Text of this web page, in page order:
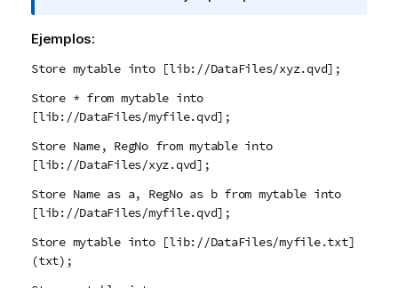
i
f
o
r
a
t
i
v
Ejemplos:
Store mytable into [lib://DataFiles/xyz.qvd];
Store * from mytable into
[lib://DataFiles/myfile.qvd];
Store Name, RegNo from mytable into
[lib://DataFiles/xyz.qvd];
Store Name as a, RegNo as b from mytable into
[lib://DataFiles/myfile.qvd];
Store mytable into [lib://DataFiles/myfile.txt]
(txt);